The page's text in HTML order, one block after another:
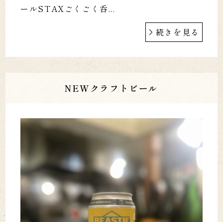
ールSTAXごくごく呑...
続きを見る
NEWクラフトビール